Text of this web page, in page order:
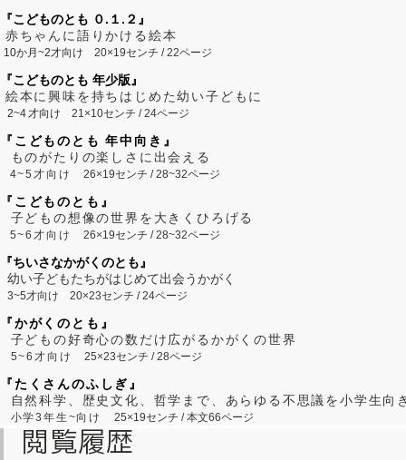
『こどものとも ０.１.２』
赤ちゃんに語りかける絵本
10か月~2才向け 20×19センチ / 22ページ
『こどものとも 年少版』
絵本に興味を持ちはじめた幼い子どもに
2~4 才向け 21×10センチ / 24ページ
『こどものとも 年中向き』
ものがたりの楽しさに出会える
4~5才向け26×19センチ / 28~32ページ
『こどものとも』
子どもの想像の世界を大きくひろげる
5~6才向け26×19センチ / 28~32ページ
『ちいさなかがくのとも』
幼い子どもたちがはじめて出会うかがく
3~5才向け 20×23センチ / 24ページ
『かがくのとも』
子どもの好奇心の数だけ広がるかがくの世界
5~6才向け25×23センチ / 28ページ
『たくさんのふしぎ』
自然科学、歴史文化、哲学まで、あらゆる不思議を小学生向
小学3年生~向け 25×19センチ / 本文66ページ
閲覧履歴